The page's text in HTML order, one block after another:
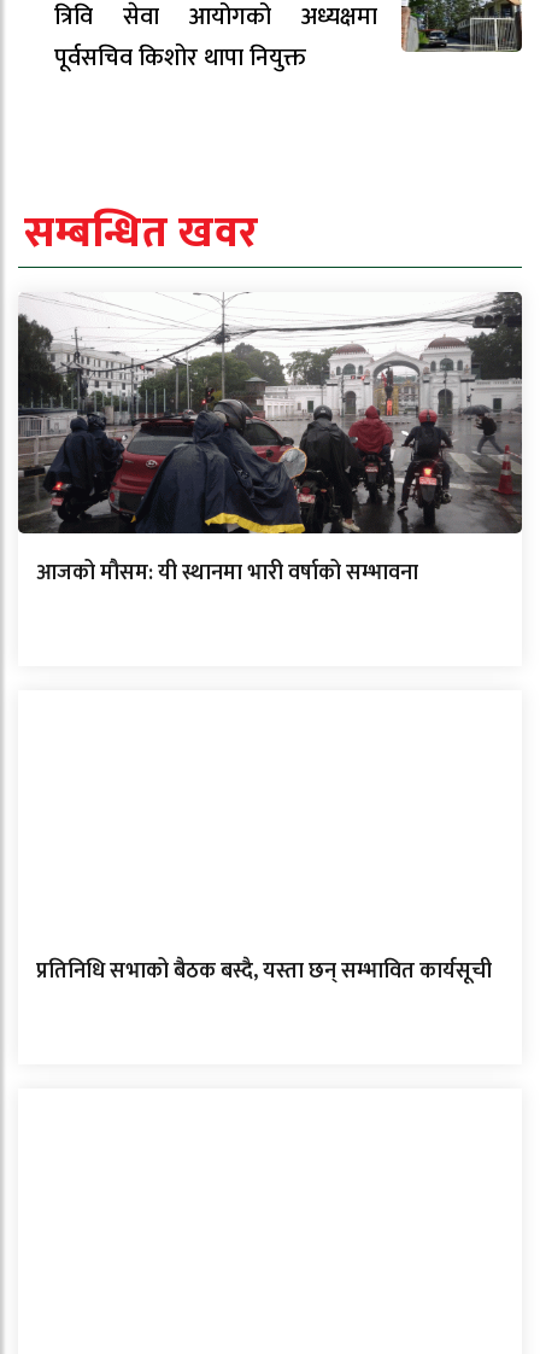
त्रिवि सेवा आयोगको अध्यक्षमा
पूर्वसचिव किशोर थापा नियुक्त
सम्बन्धित खवर
आजको मौसम: यी स्थानमा भारी वर्षाको सम्भावना
प्रतिनिधि सभाको बैठक बस्दै, यस्ता छन् सम्भावित कार्यसूची